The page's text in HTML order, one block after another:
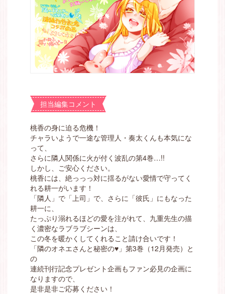
担当編集コメント
桃香の身に迫る危機！
チャラいようで一途な管理人・奏太くんも本気にな
って、
さらに隣人関係に火が付く波乱の第4巻…!!
しかし、ご安心ください。
桃香には、絶っっっ対に揺るがない愛情で守ってく
れる耕一がいます！
「隣人」で「上司」で、さらに「彼氏」にもなった
耕一に、
たっぷり溺れるほどの愛を注がれて、九重先生の描
く濃密なラブラブシーンは、
この冬を暖かくしてくれること請け合いです！
「隣のオネエさんと秘密の♥」第3巻（12月発売）と
の
連続刊行記念プレゼント企画もファン必見の企画に
なりますので、
是非是非ご応募ください！